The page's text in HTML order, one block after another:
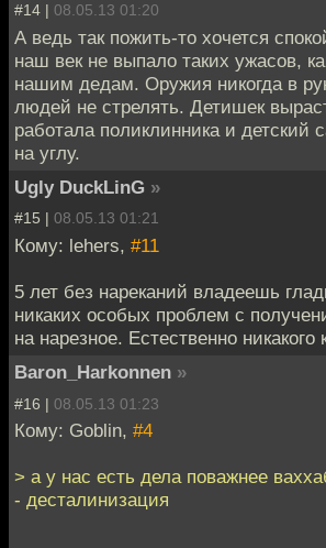
#14 | 08.05.13 01:20
А ведь так пожить-то хочется
наш век не выпало таких ужасов,
нашим дедам. Оружия никогда в
людей не стрелять. Детишек
работала поликлинника и детский
на углу.
Ugly DuckLinG »
#15 | 08.05.13 01:21
Кому: lehers, #11
5 лет без нареканий владеешь
никаких особых проблем с
на нарезное. Естественно никакого
Baron_Harkonnen »
#16 | 08.05.13 01:23
Кому: Goblin, #4
> а у нас есть дела поважнее
- десталинизация